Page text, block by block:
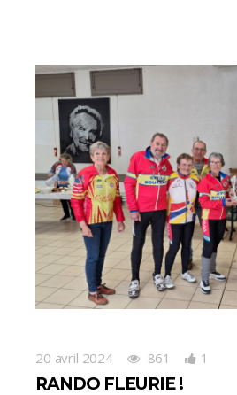
20 avril 2024 861 1
RANDO FLEURIE !